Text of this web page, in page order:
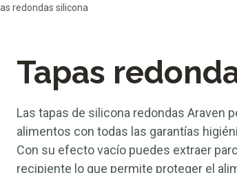
redondas silicona
Tapas
Las tapas de silicona redondas Araven
alimentos con todas las garantías
Con su efecto vacío puedes extraer
recipiente lo que permite proteger el